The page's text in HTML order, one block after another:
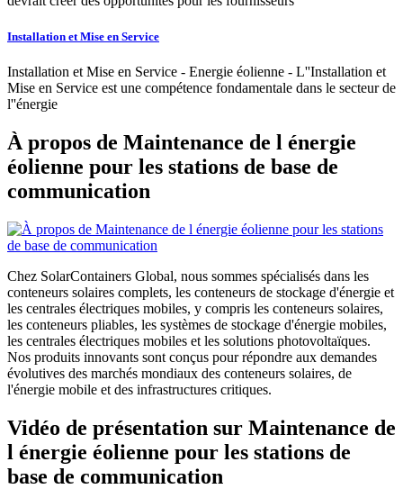
Installation et Mise en Service
Installation et Mise en Service - Energie éolienne - L''Installation et
Mise en Service est une compétence fondamentale dans le secteur de
l''énergie
À propos de Maintenance de l énergie
éolienne pour les stations de base de
communication
Chez SolarContainers Global, nous sommes spécialisés dans les
conteneurs solaires complets, les conteneurs de stockage d'énergie et
les centrales électriques mobiles, y compris les conteneurs solaires,
les conteneurs pliables, les systèmes de stockage d'énergie mobiles,
les centrales électriques mobiles et les solutions photovoltaïques.
Nos produits innovants sont conçus pour répondre aux demandes
évolutives des marchés mondiaux des conteneurs solaires, de
l'énergie mobile et des infrastructures critiques.
Vidéo de présentation sur Maintenance de
l énergie éolienne pour les stations de
base de communication